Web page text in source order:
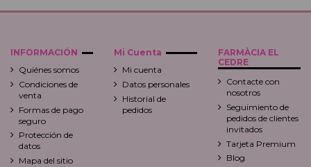
INFORMACIÓN
Quiénes somos
Condiciones de
venta
Formas de pago
seguro
Protección de
datos
Mapa del sitio
Mi Cuenta
Mi cuenta
Datos personales
Historial de
pedidos
FARMÀCIA EL
CEDRE
Contacte con
nosotros
Seguimiento de
pedidos de clientes
invitados
Tarjeta Premium
Blog